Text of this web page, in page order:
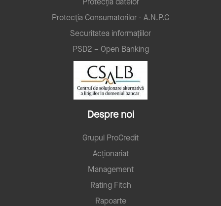
Protecţia Consumatorilor - A.N.P.C
Securitatea informațiilor
PSD2 – Open Banking
Despre noi
Grupul ProCredit
Acționariat
Management
Rating Fitch
Rapoarte